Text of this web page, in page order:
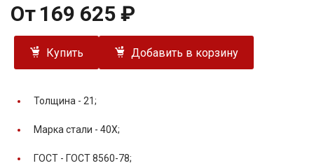
От 169 625 ₽
Купить Добавить в корзину
Толщина - 21;
Марка стали - 40Х;
ГОСТ - ГОСТ 8560-78;